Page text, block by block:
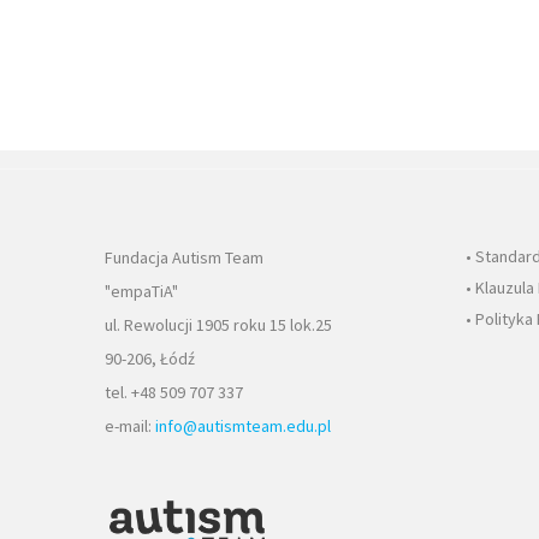
Fundacja Autism Team
"empaTiA"
ul. Rewolucji 1905 roku 15 lok.25
90-206, Łódź
tel. +48 509 707 337
e-mail: info@autismteam.edu.pl
•
• Klauzula
•